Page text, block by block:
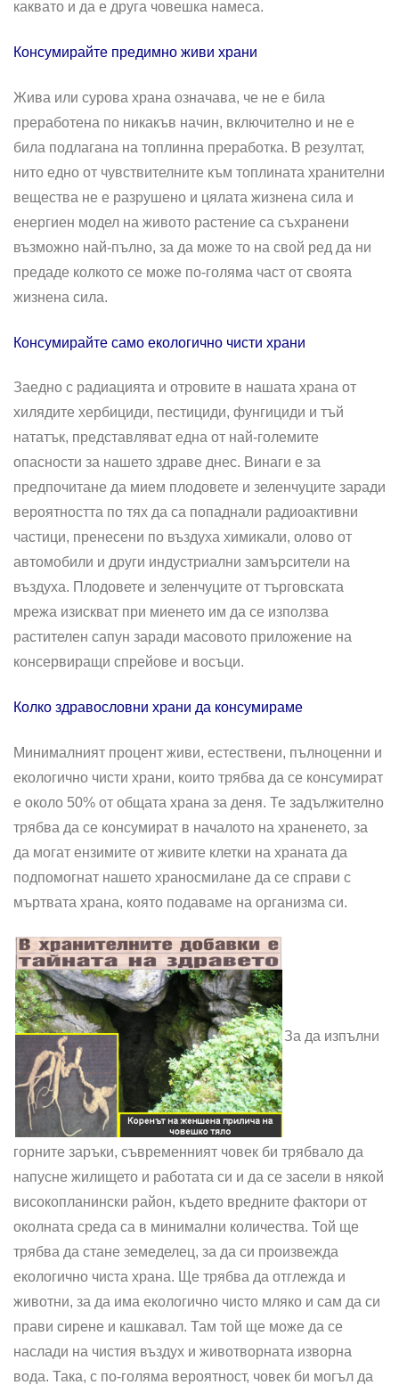
каквато и да е друга човешка намеса.
Консумирайте предимно живи храни
Жива или сурова храна означава, че не е била
преработена по никакъв начин, включително и не е
била подлагана на топлинна преработка. В резултат,
нито едно от чувствителните към топлината хранителни
вещества не е разрушено и цялата жизнена сила и
енергиен модел на живото растение са съхранени
възможно най-пълно, за да може то на свой ред да ни
предаде колкото се може по-голяма част от своята
жизнена сила.
Консумирайте само екологично чисти храни
Заедно с радиацията и отровите в нашата храна от
хилядите хербициди, пестициди, фунгициди и тъй
нататък, представляват една от най-големите
опасности за нашето здраве днес. Винаги е за
предпочитане да мием плодовете и зеленчуците заради
вероятността по тях да са попаднали радиоактивни
частици, пренесени по въздуха химикали, олово от
автомобили и други индустриални замърсители на
въздуха. Плодовете и зеленчуците от търговската
мрежа изискват при миенето им да се използва
растителен сапун заради масовото приложение на
консервиращи спрейове и восъци.
Колко здравословни храни да консумираме
Минималният процент живи, естествени, пълноценни и
екологично чисти храни, които трябва да се консумират
е около 50% от общата храна за деня. Те задължително
трябва да се консумират в началото на храненето, за
да могат ензимите от живите клетки на храната да
подпомогнат нашето храносмилане да се справи с
мъртвата храна, която подаваме на организма си.
За да изпълни
горните заръки, съвременният човек би трябвало да
напусне жилището и работата си и да се засели в някой
високопланински район, където вредните фактори от
околната среда са в минимални количества. Той ще
трябва да стане земеделец, за да си произвежда
екологично чиста храна. Ще трябва да отглежда и
животни, за да има екологично чисто мляко и сам да си
прави сирене и кашкавал. Там той ще може да се
наслади на чистия въздух и животворната изворна
вода. Така, с по-голяма вероятност, човек би могъл да